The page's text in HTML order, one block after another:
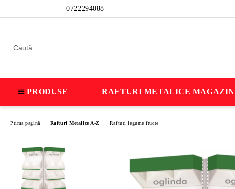
0722294088
PRODUSE RAFTURI METALICE MAGAZIN
Prima pagină Rafturi Metalice A-Z Rafturi legume fructe